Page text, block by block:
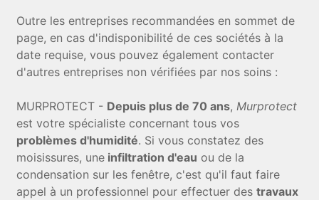
Outre les entreprises recommandées en sommet de
page, en cas d'indisponibilité de ces sociétés à la
date requise, vous pouvez également contacter
d'autres entreprises non vérifiées par nos soins :
MURPROTECT - Depuis plus de 70 ans, Murprotect
est votre spécialiste concernant tous vos
problèmes d'humidité. Si vous constatez des
moisissures, une infiltration d'eau ou de la
condensation sur les fenêtre, c'est qu'il faut faire
appel à un professionnel pour effectuer destravaux